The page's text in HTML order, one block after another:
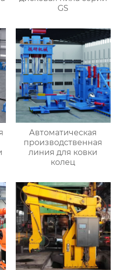
GS
Автоматическая
производственная
линия для ковки
колец